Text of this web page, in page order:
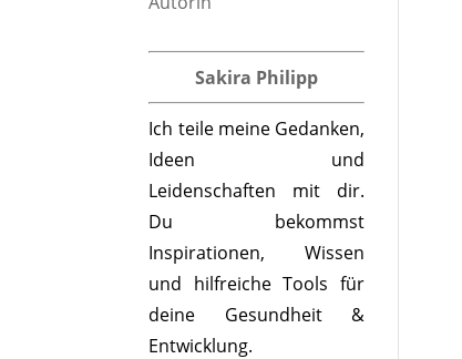
Sakira Philipp
Ich teile meine Gedanken,
Ideen und
Leidenschaften mit dir.
Du bekommst
Inspirationen, Wissen
und hilfreiche Tools für
deine Gesundheit &
Entwicklung.